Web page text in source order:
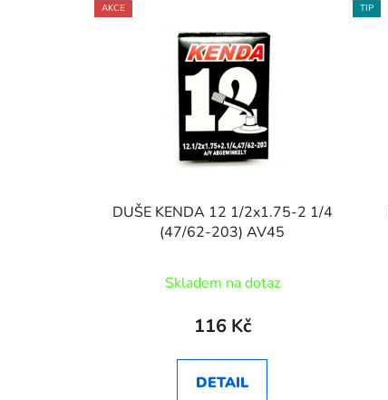
AKCE
DUŠE KENDA 12 1/2x1.75-2 1/4
(47/62-203) AV45
Skladem na dotaz
116 Kč
DETAIL
TIP